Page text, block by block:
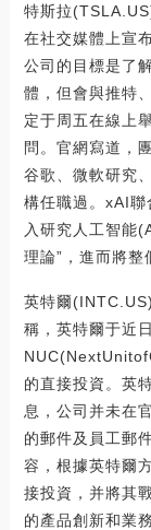
特斯拉
在社交媒體上宣
公司的目標是了
體，但會與推特
定于周五在線上
問。官網寫道，
谷歌、微軟研究
構任職過。xAI
入研究人工智能
理論”，進而將整
英特爾
稱，英特爾于近
的直接投資。英
息，公司并未在
的郵件及員工郵
容，根據英特爾
接投資，并將其
的產品創新和業